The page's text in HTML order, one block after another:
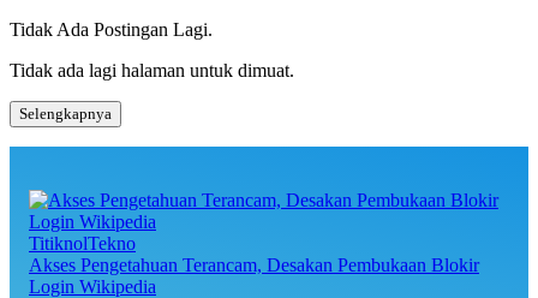
Tidak Ada Postingan Lagi.
Tidak ada lagi halaman untuk dimuat.
Selengkapnya
TitiknolTekno
Akses Pengetahuan Terancam, Desakan Pembukaan Blokir
Login Wikipedia